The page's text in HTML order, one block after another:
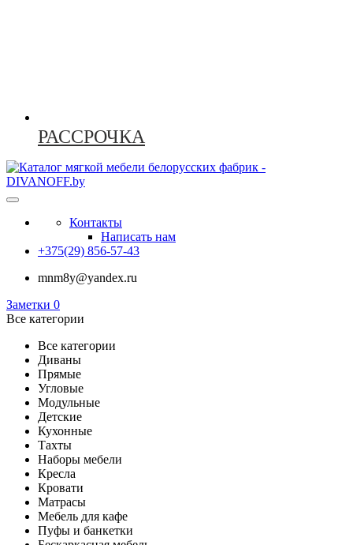
РАССРОЧКА
Контакты
Написать нам
+375(29) 856-57-43
mnm8y@yandex.ru
Заметки 0
Все категории
Все категории
Диваны
Прямые
Угловые
Модульные
Детские
Кухонные
Тахты
Наборы мебели
Кресла
Кровати
Матрасы
Мебель для кафе
Пуфы и банкетки